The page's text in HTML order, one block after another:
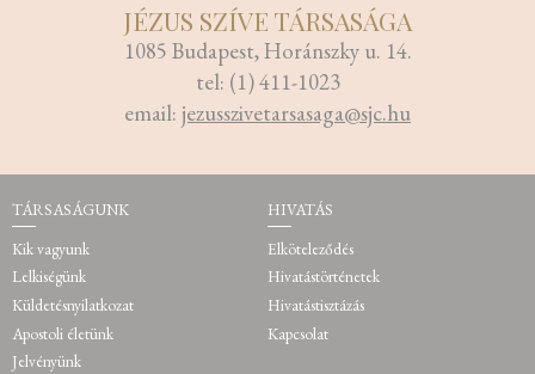
JÉZUS SZÍVE TÁRSASÁGA
1085 Budapest, Horánszky u. 14.
tel: (1) 411-1023
email: jezusszivetarsasaga@sjc.hu
TÁRSASÁGUNK
Kik vagyunk
Lelkiségünk
Küldetésnyilatkozat
Apostoli életünk
Jelvényünk
HIVATÁS
Elköteleződés
Hivatástörténetek
Hivatástisztázás
Kapcsolat